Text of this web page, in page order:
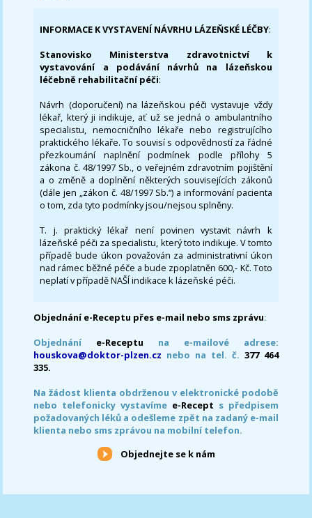
INFORMACE K VYSTAVENÍ NÁVRHU LÁZEŇSKÉ LÉČBY:
Stanovisko Ministerstva zdravotnictví k
vystavování a podávání návrhů na lázeňskou
léčebně rehabilitační péči:
Návrh (doporučení) na lázeňskou péči vystavuje vždy
lékař, který ji indikuje, ať už se jedná o ambulantního
specialistu, nemocničního lékaře nebo registrujícího
praktického lékaře. To souvisí s odpovědností za řádné
přezkoumání naplnění podmínek podle přílohy 5
zákona č. 48/1997 Sb., o veřejném zdravotním pojištění
a o změně a doplnění některých souvisejících zákonů
(dále jen „zákon č. 48/1997 Sb.“) a informování pacienta
o tom, zda tyto podmínky jsou/nejsou splněny.
T. j. praktický lékař není povinen vystavit návrh k
lázeňské péči za specialistu, který toto indikuje. V tomto
případě bude úkon považován za administrativní úkon
nad rámec běžné péče a bude zpoplatněn 600,- Kč. Toto
neplatí v případě NAŠÍ indikace k lázeňské péči.
Objednání e-Receptu přes e-mail nebo sms zprávu:
Objednání e-Receptu na e-mailové adrese:
houskova@doktor-plzen.cz nebo na tel. č. 377 464
335.
Na žádost klienta obdrženou v elektronické podobě
nebo telefonicky vystavíme e-Recept s předpisem
požadovaných léků a odešleme zpět na zadaný e-mail
klienta nebo sms zprávou na mobilní telefon.
Objednejte se k nám